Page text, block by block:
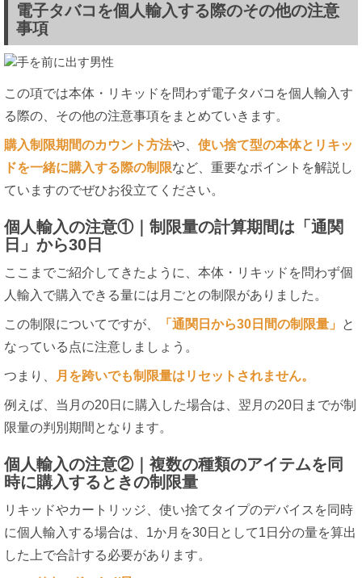
電子タバコを個人輸入する際のその他の注意
事項
この項では本体・リキッドを問わず電子タバコを個人輸入す
る際の、その他の注意事項をまとめていきます。
購入制限期間のカウント方法や、 使い捨て型の本体とリキッ
ドを一緒に購入する際の制限など、重要なポイントを解説し
ていますのでぜひお役立てください。
個人輸入の注意①｜制限量の計算期間は「通関
日」から30日
ここまでご紹介してきたように、本体・リキッドを問わず個
人輸入で購入できる量には月ごとの制限がありました。
この制限についてですが、 「通関日から30日間の制限量」
と
なっている点に注意しましょう。
つまり、 月を跨いでも制限量はリセットされません。
例えば、当月の20日に購入した場合は、翌月の20日までが制
限量の判別期間となります。
個人輸入の注意②｜複数の種類のアイテムを同
時に購入するときの制限量
リキッドやカートリッジ、使い捨てタイプのデバイスを同時
に個人輸入する場合は、1か月を30日として1日分の量を算出
した上で合計する必要があります。